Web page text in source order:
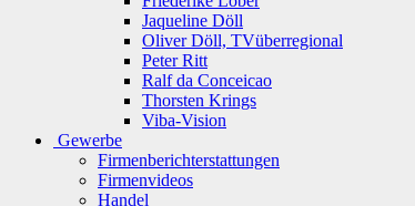
Jaqueline Döll
Oliver Döll, TVüberregional
Peter Ritt
Ralf da Conceicao
Thorsten Krings
Viba-Vision
Gewerbe
Firmenberichterstattungen
Firmenvideos
Handel